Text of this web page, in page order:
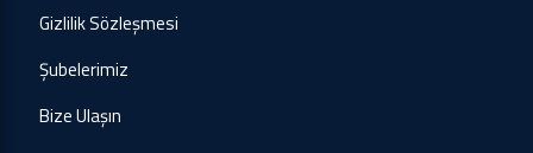
Gizlilik Sözleşmesi
Şubelerimiz
Bize Ulaşın